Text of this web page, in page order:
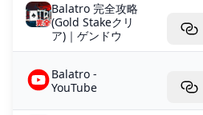
Balatro 完全攻略
(Gold Stakeクリ
ア)｜ゲンドウ
Balatro -
YouTube